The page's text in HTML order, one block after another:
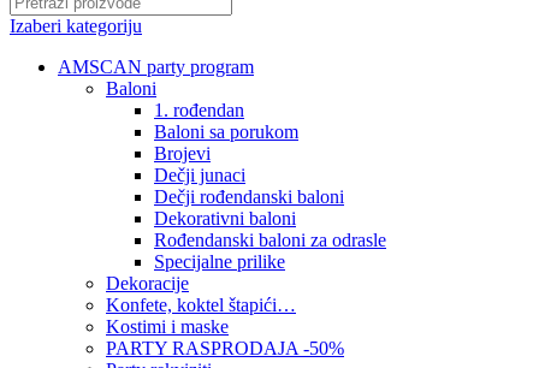
Izaberi kategoriju
AMSCAN party program
Baloni
1. rođendan
Baloni sa porukom
Brojevi
Dečji junaci
Dečji rođendanski baloni
Dekorativni baloni
Rođendanski baloni za odrasle
Specijalne prilike
Dekoracije
Konfete, koktel štapići…
Kostimi i maske
PARTY RASPRODAJA -50%